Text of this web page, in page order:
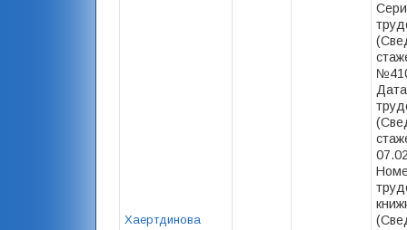
Хаертдинова